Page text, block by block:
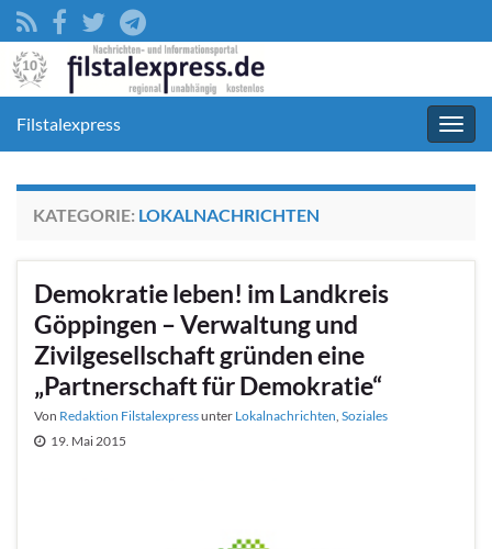
Filstalexpress
KATEGORIE: LOKALNACHRICHTEN
Demokratie leben! im Landkreis
Göppingen – Verwaltung und
Zivilgesellschaft gründen eine
„Partnerschaft für Demokratie“
Von Redaktion Filstalexpressunter Lokalnachrichten, Soziales
19. Mai 2015